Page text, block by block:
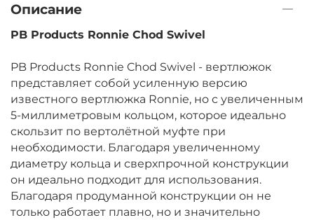
Описание
PB Products Ronnie Chod Swivel
PB Products Ronnie Chod Swivel - вертлюжок
представляет собой усиленную версию
известного вертлюжка Ronnie, но с увеличенным
5-миллиметровым кольцом, которое идеально
скользит по вертолётной муфте при
необходимости. Благодаря увеличенному
диаметру кольца и сверхпрочной конструкции
он идеально подходит для использования.
Благодаря продуманной конструкции он не
только работает плавно, но и значительно